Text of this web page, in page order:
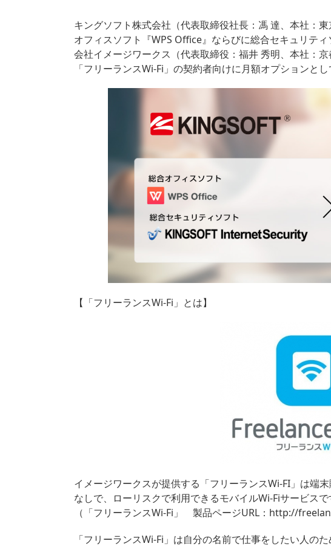
キングソフト株式会社（代表取締役社長：馮 達、本社：
オフィスソフト『WPS Office』ならびに総合セキュリテ
会社イメージワークス（代表取締役：福井 秀明、本社：
「フリーランスWi-Fi」の契約者向けに月額オプションと
【「フリーランスWi-Fi」とは】
イメージワークスが提供する「フリーランスWi-FI」は端
なしで、ローリスクで利用できるモバイルWi-Fiサービスで
（「フリーランスWi-Fi」 製品ページURL： http://
「フリーランスWi-Fi」は自分の名前で仕事をしたい人の